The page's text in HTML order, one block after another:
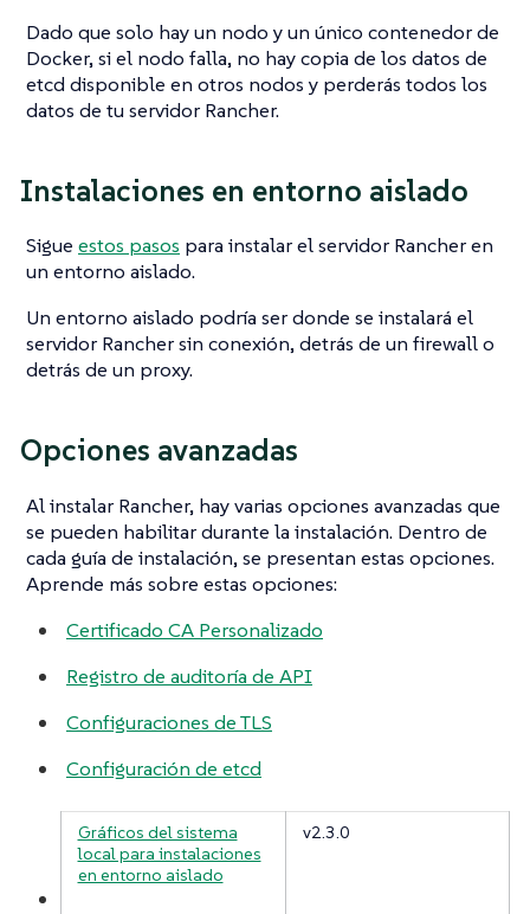
Dado que solo hay un nodo y un único contenedor de
Docker, si el nodo falla, no hay copia de los datos de
etcd disponible en otros nodos y perderás todos los
datos de tu servidor Rancher.
Instalaciones en entorno aislado
Sigue estos pasos para instalar el servidor Rancher en
un entorno aislado.
Un entorno aislado podría ser donde se instalará el
servidor Rancher sin conexión, detrás de un firewall o
detrás de un proxy.
Opciones avanzadas
Al instalar Rancher, hay varias opciones avanzadas que
se pueden habilitar durante la instalación. Dentro de
cada guía de instalación, se presentan estas opciones.
Aprende más sobre estas opciones:
Certificado CA Personalizado
Registro de auditoría de API
Configuraciones de TLS
Configuración de etcd
Gráficos del sistema
local para instalaciones
en entorno aislado
v2.3.0